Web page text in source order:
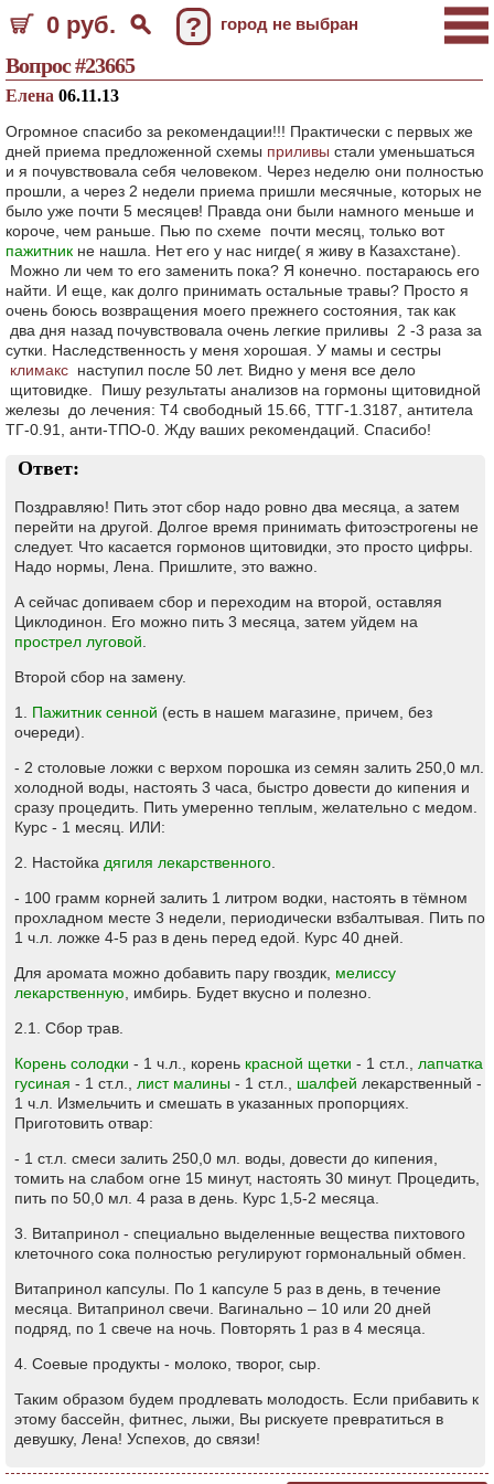
0 руб. ? город не выбран
Вопрос #23665
Елена 06.11.13
Огромное спасибо за рекомендации!!! Практически с первых же
дней приема предложенной схемы приливы стали уменьшаться
и я почувствовала себя человеком. Через неделю они полностью
прошли, а через 2 недели приема пришли месячные, которых не
было уже почти 5 месяцев! Правда они были намного меньше и
короче, чем раньше. Пью по схеме почти месяц, только вот
пажитник не нашла. Нет его у нас нигде( я живу в Казахстане).
Можно ли чем то его заменить пока? Я конечно. постараюсь его
найти. И еще, как долго принимать остальные травы? Просто я
очень боюсь возвращения моего прежнего состояния, так как
два дня назад почувствовала очень легкие приливы 2 -3 раза за
сутки. Наследственность у меня хорошая. У мамы и сестры
климакс наступил после 50 лет. Видно у меня все дело
щитовидке. Пишу результаты анализов на гормоны щитовидной
железы до лечения: Т4 свободный 15.66, ТТГ-1.3187, антитела
ТГ-0.91, анти-ТПО-0. Жду ваших рекомендаций. Спасибо!
Ответ:
Поздравляю! Пить этот сбор надо ровно два месяца, а затем
перейти на другой. Долгое время принимать фитоэстрогены не
следует. Что касается гормонов щитовидки, это просто цифры.
Надо нормы, Лена. Пришлите, это важно.
А сейчас допиваем сбор и переходим на второй, оставляя
Циклодинон. Его можно пить 3 месяца, затем уйдем на
прострел луговой
Второй сбор на замену.
1. Пажитник сенной (есть в нашем магазине, причем, без
очереди).
- 2 столовые ложки с верхом порошка из семян залить 250,0 мл.
холодной воды, настоять 3 часа, быстро довести до кипения и
сразу процедить. Пить умеренно теплым, желательно с медом.
Курс - 1 месяц. ИЛИ:
2. Настойка дягиля лекарственного
- 100 грамм корней залить 1 литром водки, настоять в тёмном
прохладном месте 3 недели, периодически взбалтывая. Пить по
1 ч.л. ложке 4-5 раз в день перед едой. Курс 40 дней.
Для аромата можно добавить пару гвоздик, мелиссу
лекарственную , имбирь. Будет вкусно и полезно.
2.1. Сбор трав.
Корень солодки - 1 ч.л., корень красной щетки - 1 ст.л., лапчатка
гусиная - 1 ст.л., лист малины - 1 ст.л., шалфей лекарственный -
1 ч.л. Измельчить и смешать в указанных пропорциях.
Приготовить отвар:
- 1 ст.л. смеси залить 250,0 мл. воды, довести до кипения,
томить на слабом огне 15 минут, настоять 30 минут. Процедить,
пить по 50,0 мл. 4 раза в день. Курс 1,5-2 месяца.
3. Витапринол - специально выделенные вещества пихтового
клеточного сока полностью регулируют гормональный обмен.
Витапринол капсулы. По 1 капсуле 5 раз в день, в течение
месяца. Витапринол свечи. Вагинально – 10 или 20 дней
подряд, по 1 свече на ночь. Повторять 1 раз в 4 месяца.
4. Соевые продукты - молоко, творог, сыр.
Таким образом будем продлевать молодость. Если прибавить к
этому бассейн, фитнес, лыжи, Вы рискуете превратиться в
девушку, Лена! Успехов, до связи!